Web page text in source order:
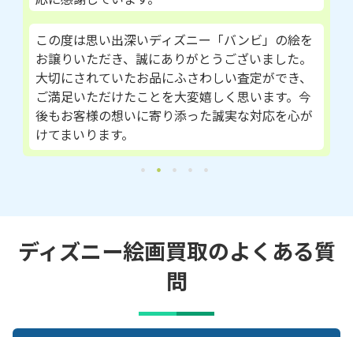
この度は思い出深いディズニー「バンビ」の絵を
お譲りいただき、誠にありがとうございました。
大切にされていたお品にふさわしい査定ができ、
ご満足いただけたことを大変嬉しく思います。今
後もお客様の想いに寄り添った誠実な対応を心が
けてまいります。
ディズニー絵画買取のよくある質
問